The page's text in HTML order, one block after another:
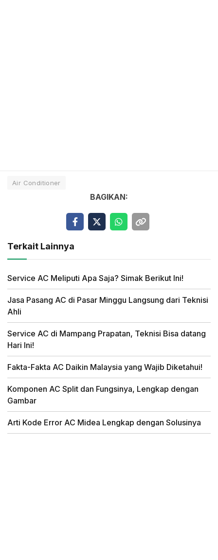
Air Conditioner
BAGIKAN:
Terkait Lainnya
Service AC Meliputi Apa Saja? Simak Berikut Ini!
Jasa Pasang AC di Pasar Minggu Langsung dari Teknisi
Ahli
Service AC di Mampang Prapatan, Teknisi Bisa datang
Hari Ini!
Fakta-Fakta AC Daikin Malaysia yang Wajib Diketahui!
Komponen AC Split dan Fungsinya, Lengkap dengan
Gambar
Arti Kode Error AC Midea Lengkap dengan Solusinya